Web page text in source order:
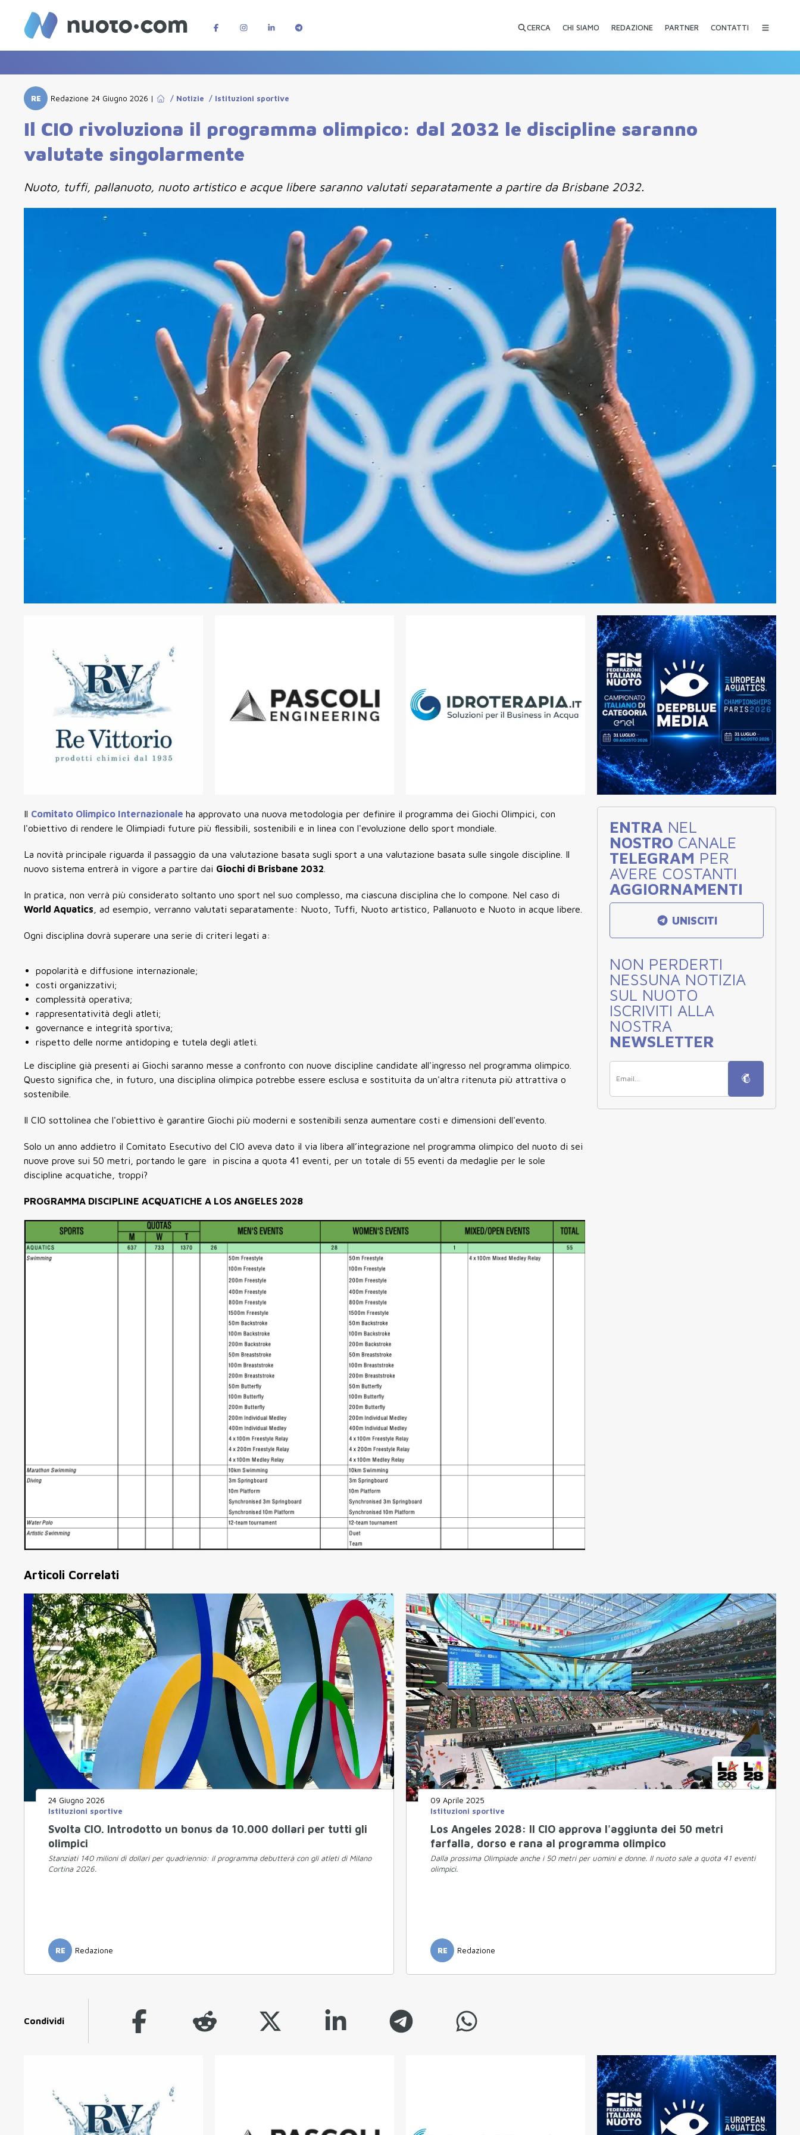
CERCA CHI SIAMO REDAZIONE PARTNER CONTATTI
RE Redazione 24 Giugno 2026 | / Notizie / Istituzioni sportive
Il CIO rivoluziona il programma olimpico: dal 2032 le discipline saranno
valutate singolarmente
Nuoto, tuffi, pallanuoto, nuoto artistico e acque libere saranno valutati separatamente a partire da Brisbane 2032.
Il Comitato Olimpico Internazionale ha approvato una nuova metodologia per definire il programma dei Giochi Olimpici, con
l'obiettivo di rendere le Olimpiadi future più flessibili, sostenibili e in linea con l'evoluzione dello sport mondiale.
La novità principale riguarda il passaggio da una valutazione basata sugli sport a una valutazione basata sulle singole discipline. Il
nuovo sistema entrerà in vigore a partire dai Giochi di Brisbane 2032
In pratica, non verrà più considerato soltanto uno sport nel suo complesso, ma ciascuna disciplina che lo compone. Nel caso di
World Aquatics , ad esempio, verranno valutati separatamente: Nuoto, Tuffi, Nuoto artistico, Pallanuoto e Nuoto in acque libere.
Ogni disciplina dovrà superare una serie di criteri legati a:
popolarità e diffusione internazionale;
costi organizzativi;
complessità operativa;
rappresentatività degli atleti;
governance e integrità sportiva;
rispetto delle norme antidoping e tutela degli atleti.
Le discipline già presenti ai Giochi saranno messe a confronto con nuove discipline candidate all'ingresso nel programma olimpico.
Questo significa che, in futuro, una disciplina olimpica potrebbe essere esclusa e sostituita da un'altra ritenuta più attrattiva o
sostenibile.
Il CIO sottolinea che l'obiettivo è garantire Giochi più moderni e sostenibili senza aumentare costi e dimensioni dell'evento.
Solo un anno addietro il Comitato Esecutivo del CIO aveva dato il via libera all’integrazione nel programma olimpico del nuoto di sei
nuove prove sui 50 metri, portando le gare in piscina a quota 41 eventi, per un totale di 55 eventi da medaglie per le sole
discipline acquatiche, troppi?
PROGRAMMA DISCIPLINE ACQUATICHE A LOS ANGELES 2028
ENTRA NEL
NOSTRO CANALE
TELEGRAM PER
AVERE COSTANTI
AGGIORNAMENTI
UNISCITI
NON PERDERTI
NESSUNA NOTIZIA
SUL NUOTO
ISCRIVITI ALLA
NOSTRA
NEWSLETTER
Articoli Correlati
24 Giugno 2026
Istituzioni sportive
Svolta CIO. Introdotto un bonus da 10.000 dollari per tutti gli
olimpici
Stanziati 140 milioni di dollari per quadriennio: il programma debutterà con gli atleti di Milano
Cortina 2026.
RE Redazione
09 Aprile 2025
Istituzioni sportive
Los Angeles 2028: Il CIO approva l'aggiunta dei 50 metri
farfalla, dorso e rana al programma olimpico
Dalla prossima Olimpiade anche i 50 metri per uomini e donne. Il nuoto sale a quota 41 eventi
olimpici.
RE Redazione
Condividi